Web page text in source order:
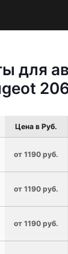
для
Цена в Руб.
от 1190 руб.
от 1190 руб.
от 1190 руб.